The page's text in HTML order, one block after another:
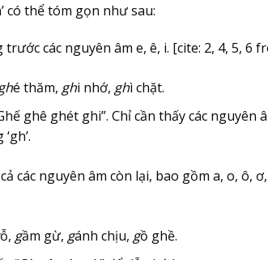
có thể tóm gọn như sau:
các nguyên âm e, ê, i. [cite: 2, 4, 5, 6
é thăm, ghi nhớ, ghì chặt.
ghê ghét ghi”. Chỉ cần thấy các nguyên âm
các nguyên âm còn lại, bao gồm a, o, ô,
ỗ, gầm gừ, gánh chịu, gồ ghề.